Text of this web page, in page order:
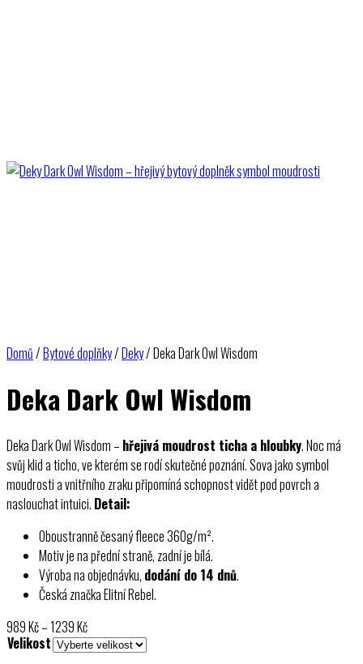
Domů/Bytové doplňky/Deky/ Deka Dark Owl Wisdom
Deka Dark Owl Wisdom
Deka Dark Owl Wisdom – hřejivá moudrost ticha a hloubky. Noc má
svůj klid a ticho, ve kterém se rodí skutečné poznání. Sova jako symbol
moudrosti a vnitřního zraku připomíná schopnost vidět pod povrch a
naslouchat intuici. Detail:
Oboustranně česaný fleece 360g/m².
Motiv je na přední straně, zadní je bílá.
Výroba na objednávku, dodání do 14 dnů.
Česká značka Elitní Rebel.
989Kč–1239KčRozpětí
cen:
Velikost